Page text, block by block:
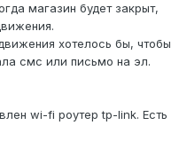
магазин будет закрыт,
хотелось бы, чтобы
смс или письмо на эл.
wi-fi роутер tp-link. Есть